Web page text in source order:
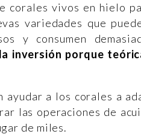
corales vivos en hielo
variedades que
y consumen
inversión porque
a los corales a
las operaciones de
de miles.